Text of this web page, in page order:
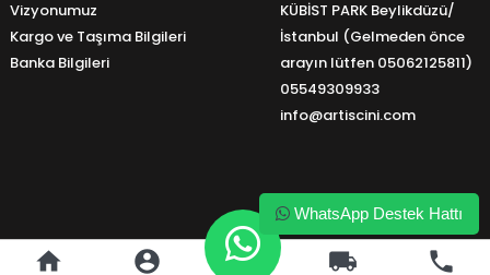
home account_circle local_shipping phone
WhatsApp Destek Hattı
Vizyonumuz
Kargo ve Taşıma Bilgileri
Banka Bilgileri
KÜBİST PARK Beylikdüzü/
İstanbul (Gelmeden önce
arayın lütfen 05062125811)
05549309933
info@artiscini.com